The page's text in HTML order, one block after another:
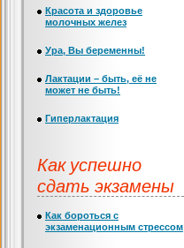
Красота и здоровье
молочных желез
Ура, Вы беременны!
Лактации – быть, её не
может не быть!
Гиперлактация
Как успешно
сдать экзамены
Как бороться с
экзаменационным стрессом